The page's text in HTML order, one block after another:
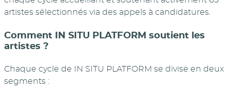
artistes sélectionnés via des appels à candidatures.
Comment IN SITU PLATFORM soutient les
artistes ?
Chaque cycle de IN SITU PLATFORM se divise en deux
segments :